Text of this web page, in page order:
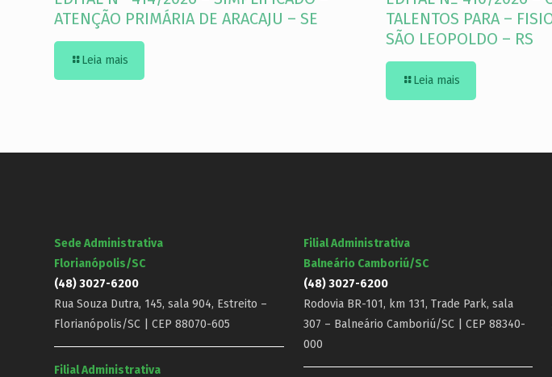
ATENÇÃO PRIMÁRIA DE ARACAJU – SE
Leia mais
TALENTOS PARA –
SÃO LEOPOLDO – RS
Leia mais
Sede Administrativa
Florianópolis/SC
(48) 3027-6200
Rua Souza Dutra, 145, sala 904, Estreito –
Florianópolis/SC | CEP 88070-605
Filial Administrativa
Filial Administrativa
Balneário Camboriú/SC
(48) 3027-6200
Rodovia BR-101, km 131, Trade Park, sala
307 – Balneário Camboriú/SC | CEP 88340-
000